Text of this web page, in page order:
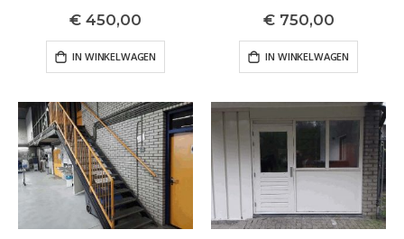
€ 450,00
IN WINKELWAGEN
€ 750,00
IN WINKELWAGEN